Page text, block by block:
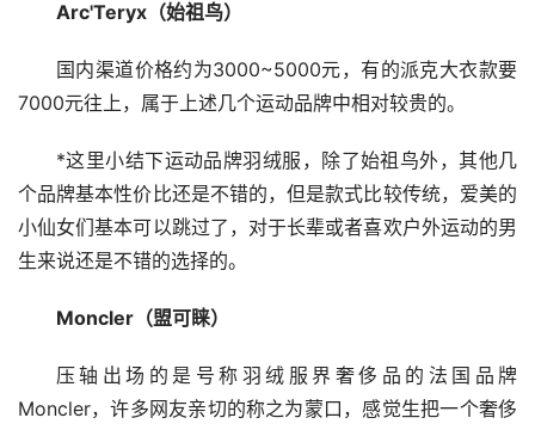
Arc'Teryx（始祖鸟）
国内渠道价格约为3000~5000元，有的派克大衣款要
7000元往上，属于上述几个运动品牌中相对较贵的。
*这里小结下运动品牌羽绒服，除了始祖鸟外，其他几
个品牌基本性价比还是不错的，但是款式比较传统，爱美的
小仙女们基本可以跳过了，对于长辈或者喜欢户外运动的男
生来说还是不错的选择的。
Moncler（盟可睐）
压轴出场的是号称羽绒服界奢侈品的法国品牌
Moncler，许多网友亲切的称之为蒙口，感觉生把一个奢侈